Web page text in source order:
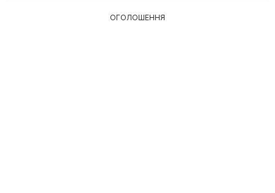
ОГОЛОШЕННЯ